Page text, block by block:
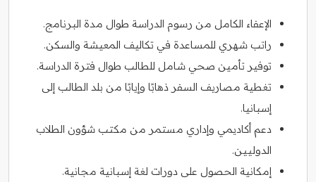
الإعفاء الكامل من رسوم الدراسة طوال مدة البرنامج.
راتب شهري للمساعدة في تكاليف المعيشة والسكن.
توفير تأمين صحي شامل للطالب طوال فترة الدراسة.
تغطية مصاريف السفر ذهابًا وإيابًا من بلد الطالب إلى
إسبانيا.
دعم أكاديمي وإداري مستمر من مكتب شؤون الطلاب
الدوليين.
إمكانية الحصول على دورات لغة إسبانية مجانية.